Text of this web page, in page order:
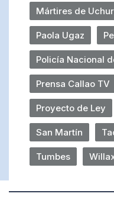
Mártires de
Paola Ugaz
Policía Nacional
Prensa Callao TV
Proyecto de Ley
San Martín
Tumbes